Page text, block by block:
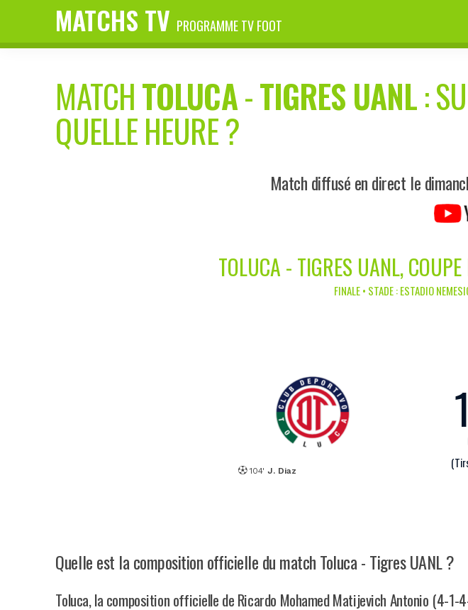
MATCHS TV PROGRAMME TV FOOT
MATCHTOLUCA-TIGRES UANL:
QUELLE HEURE ?
Match diffusé en direct le
TOLUCA - TIGRES UANL,
FINALE • STADE : ESTADIO
104' J. Diaz
1
Quelle est la composition officielle du match Toluca - Tigres UANL ?
Toluca, la composition officielle de Ricardo Mohamed Matijevich Antonio (4-1-